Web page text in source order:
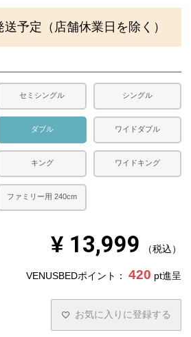
予定（店舗休業日を除く）
セミシングル シングル
ダブル ワイドダブル
キング ワイドキング
ファミリー用 240cm
¥ 13,999 税込
VENUSBEDポイント： 420 pt進呈
お気に入りに登録する